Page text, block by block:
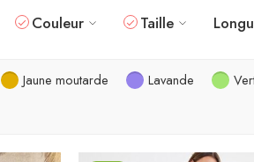
Couleur Taille
Jaune moutarde Lavande